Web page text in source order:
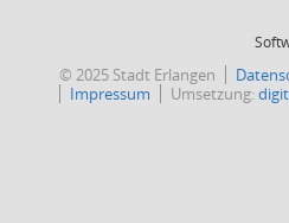
© 2025 Stadt Erlangen
Impressum
Umsetzung: